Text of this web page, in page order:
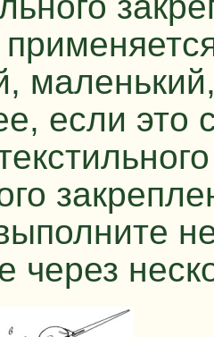
если это
через